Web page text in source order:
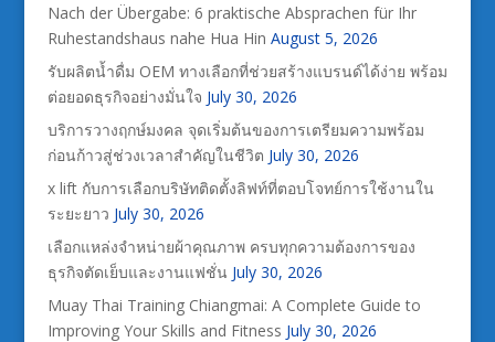
Nach der Übergabe: 6 praktische Absprachen für Ihr
Ruhestandshaus nahe Hua Hin August 5, 2026
รับผลิตน้ำดื่ม OEM ทางเลือกที่ช่วยสร้างแบรนด์ได้ง่าย พร้อม
ต่อยอดธุรกิจอย่างมั่นใจ July 30, 2026
บริการวางฤกษ์มงคล จุดเริ่มต้นของการเตรียมความพร้อม
ก่อนก้าวสู่ช่วงเวลาสำคัญในชีวิต July 30, 2026
x lift กับการเลือกบริษัทติดตั้งลิฟท์ที่ตอบโจทย์การใช้งานใน
ระยะยาว July 30, 2026
เลือกแหล่งจำหน่ายผ้าคุณภาพ ครบทุกความต้องการของ
ธุรกิจตัดเย็บและงานแฟชั่น July 30, 2026
Muay Thai Training Chiangmai: A Complete Guide to
Improving Your Skills and Fitness July 30, 2026